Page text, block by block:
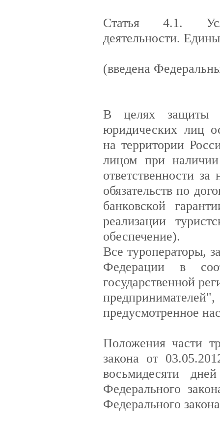
Статья 4.1.
деятельности.
(введена
В целях защиты
юридических лиц
на территории
лицом при наличии
ответственности
обязательств по
банковской
реализации
обеспечение).
Все туроператоры,
Федерации в
государственной
предусмотренное
Положения части
закона от
восьмидесяти
Федерального
Федерального